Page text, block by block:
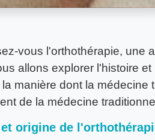
vous l'orthothérapie, une
allons explorer l'histoire
manière dont la médecine
de la médecine
origine de